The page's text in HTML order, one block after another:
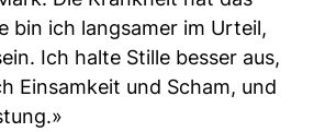
bin ich langsamer im Urteil,
Ich halte Stille besser aus,
Einsamkeit und Scham, und